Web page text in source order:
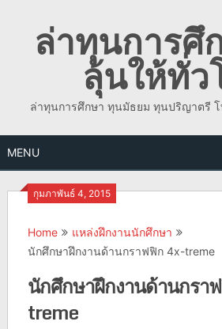
contentล่าทุนการศึ
ลุ้นให้ทั่ว
ล่าทุนการศึกษา ทุนมัธยม ทุนปริญาตรี โ
MENU
กุมภาพันธ์ 4, 2015
Home
แหล่งฝึกงานนักศึกษา
นักศึกษาฝึกงานด้านกราฟฟิก 4x-treme
นักศึกษาฝึกงานด้านกรา
treme